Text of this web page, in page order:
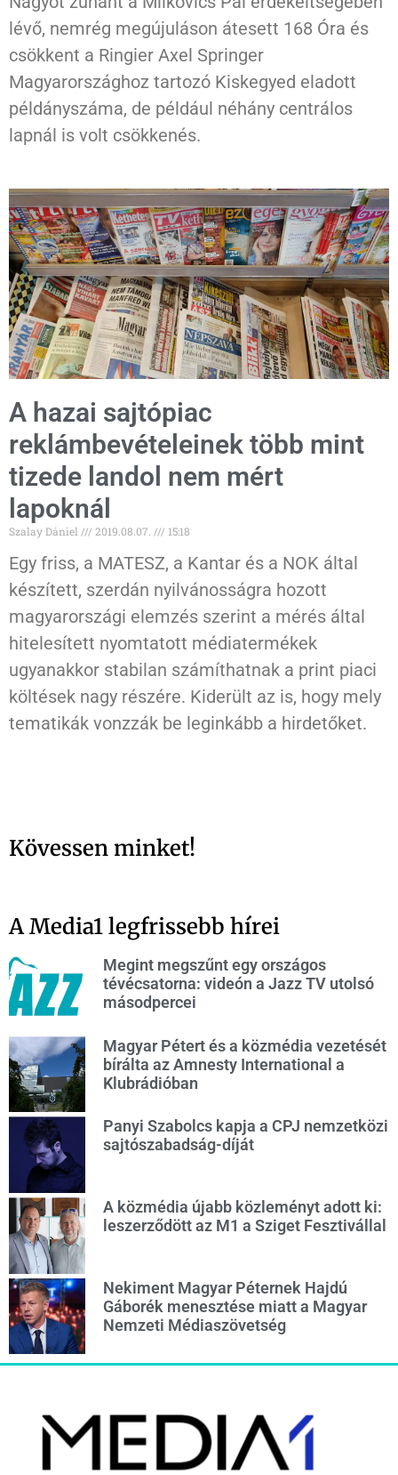
lévő, nemrég megújuláson átesett 168 Óra és
csökkent a Ringier Axel Springer
Magyarországhoz tartozó Kiskegyed eladott
példányszáma, de például néhány centrálos
lapnál is volt csökkenés.
A hazai sajtópiac
reklámbevételeinek több mint
tizede landol nem mért
lapoknál
Szalay Dániel 2019.08.07. 15:18
Egy friss, a MATESZ, a Kantar és a NOK által
készített, szerdán nyilvánosságra hozott
magyarországi elemzés szerint a mérés által
hitelesített nyomtatott médiatermékek
ugyanakkor stabilan számíthatnak a print piaci
költések nagy részére. Kiderült az is, hogy mely
tematikák vonzzák be leginkább a hirdetőket.
Kövessen minket!
A Media1 legfrissebb hírei
Megint megszűnt egy országos
tévécsatorna: videón a Jazz TV utolsó
másodpercei
Magyar Pétert és a közmédia vezetését
bírálta az Amnesty International a
Klubrádióban
Panyi Szabolcs kapja a CPJ nemzetközi
sajtószabadság-díját
A közmédia újabb közleményt adott ki:
leszerződött az M1 a Sziget Fesztivállal
Nekiment Magyar Péternek Hajdú
Gáborék menesztése miatt a Magyar
Nemzeti Médiaszövetség